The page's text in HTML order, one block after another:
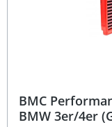
BMC
BMW 3er/4er